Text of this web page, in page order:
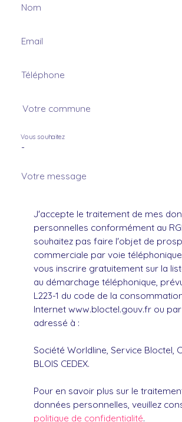
Nom
Email
Téléphone
Votre commune
-
Vous souhaitez
Votre message
J'accepte le traitement de mes
personnelles conformément au
souhaitez pas faire l'objet de
commerciale par voie
vous inscrire gratuitement sur la
au démarchage téléphonique,
L223-1 du code de la
Internet www.bloctel.gouv.fr ou
adressé à :
Société Worldline, Service Bloctel,
BLOIS CEDEX.
Pour en savoir plus sur le
données personnelles, veuillez
politique de confidentialité.